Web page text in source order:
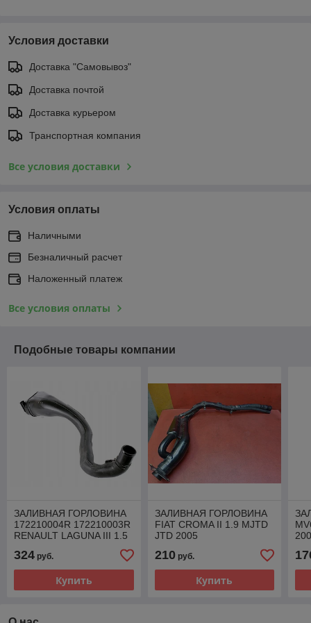
Условия доставки
Доставка "Самовывоз"
Доставка почтой
Доставка курьером
Транспортная компания
Все условия доставки
Условия оплаты
Наличными
Безналичный расчет
Наложенный платеж
Все условия оплаты
Подобные товары компании
ЗАЛИВНАЯ ГОРЛОВИНА
172210004R 172210003R
RENAULT LAGUNA III 1.5
324 руб.
Купить
ЗАЛИВНАЯ ГОРЛОВИНА
FIAT CROMA II 1.9 MJTD
JTD 2005
210руб.
Купить